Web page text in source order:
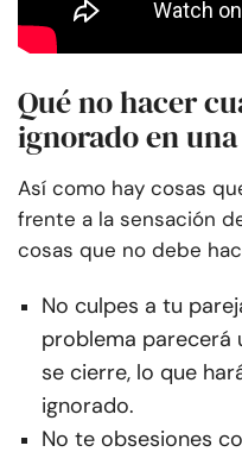
Qué no hacer
ignorado en
Así como hay cosas
frente a la sensación
cosas que no debe
No culpes a tu
problema parecerá
se cierre, lo que
ignorado.
No te obsesiones